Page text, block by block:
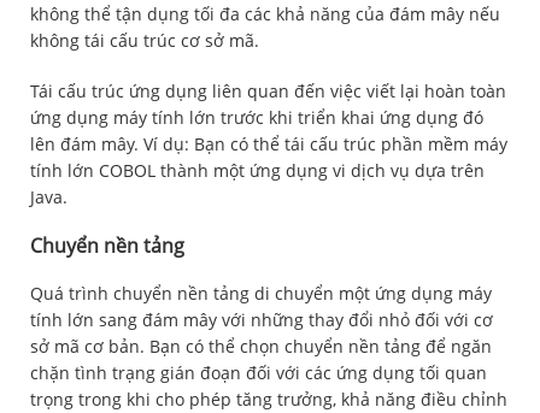
không thể tận dụng tối đa các khả năng của đám mây nếu
không tái cấu trúc cơ sở mã.
Tái cấu trúc ứng dụng liên quan đến việc viết lại hoàn toàn
ứng dụng máy tính lớn trước khi triển khai ứng dụng đó
lên đám mây. Ví dụ: Bạn có thể tái cấu trúc phần mềm máy
tính lớn COBOL thành một ứng dụng vi dịch vụ dựa trên
Java.
Chuyển nền tảng
Quá trình chuyển nền tảng di chuyển một ứng dụng máy
tính lớn sang đám mây với những thay đổi nhỏ đối với cơ
sở mã cơ bản. Bạn có thể chọn chuyển nền tảng để ngăn
chặn tình trạng gián đoạn đối với các ứng dụng tối quan
trọng trong khi cho phép tăng trưởng, khả năng điều chỉnh